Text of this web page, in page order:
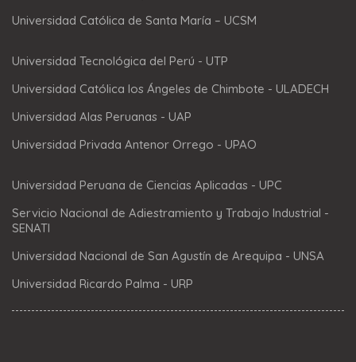
Universidad Católica de Santa María – UCSM
Universidad Tecnológica del Perú - UTP
Universidad Católica los Ángeles de Chimbote - ULADECH
Universidad Alas Peruanas - UAP
Universidad Privada Antenor Orrego - UPAO
Universidad Peruana de Ciencias Aplicadas - UPC
Servicio Nacional de Adiestramiento y Trabajo Industrial -
SENATI
Universidad Nacional de San Agustín de Arequipa - UNSA
Universidad Ricardo Palma - URP